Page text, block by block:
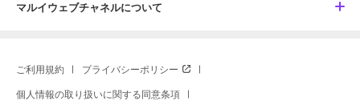
マルイウェブチャネルについて
ご利用規約 プライバシーポリシー
個人情報の取り扱いに関する同意条項